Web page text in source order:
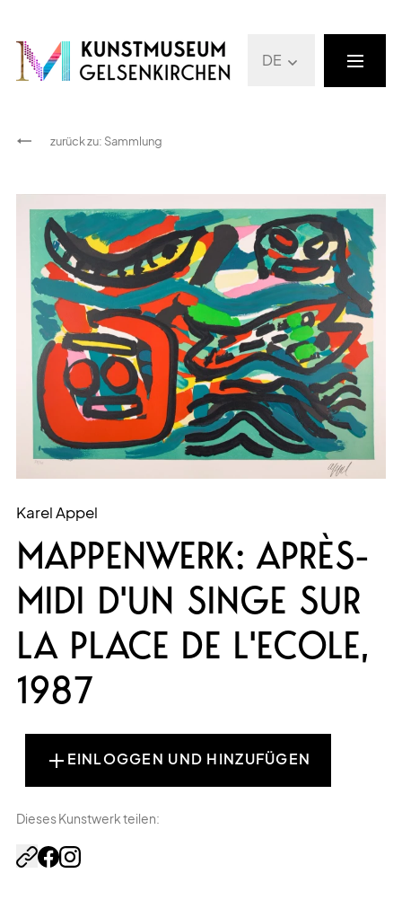
DE
zurück zu: Sammlung
Karel Appel
MAPPENWERK: APRÈS-
MIDI D'UN SINGE SUR
LA PLACE DE L'ECOLE,
1987
EINLOGGEN UND HINZUFÜGEN
Dieses Kunstwerk teilen: